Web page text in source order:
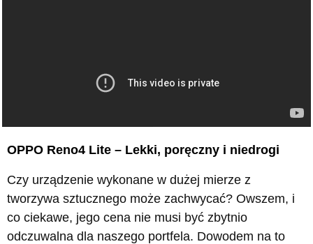
OPPO Reno4 Lite – Lekki, poręczny i niedrogi
Czy urządzenie wykonane w dużej mierze z
tworzywa sztucznego może zachwycać? Owszem, i
co ciekawe, jego cena nie musi być zbytnio
odczuwalna dla naszego portfela. Dowodem na to